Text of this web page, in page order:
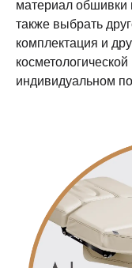
материал обшивки
также выбрать
комплектация и
индивидуальном